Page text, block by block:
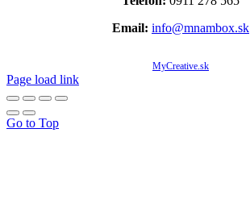
Email: info@mnambox.sk
MyCreative.sk
Page load link
Go to Top